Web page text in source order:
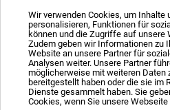
Wir verwenden Cookies, um Inhalte
personalisieren, Funktionen für
können und die Zugriffe auf unsere
Zudem geben wir Informationen zu
Website an unsere Partner für
Analysen weiter. Unsere Partner
möglicherweise mit weiteren Daten
bereitgestellt haben oder die sie im
Dienste gesammelt haben. Sie
Cookies, wenn Sie unsere
höher als bei natürlicher
Vertiefung von Schatten und
Made in Germany.